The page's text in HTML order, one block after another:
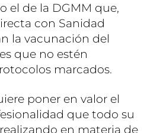
el de la DGMM que,
con Sanidad
la vacunación del
que no estén
marcados.
poner en valor el
que todo su
en materia de